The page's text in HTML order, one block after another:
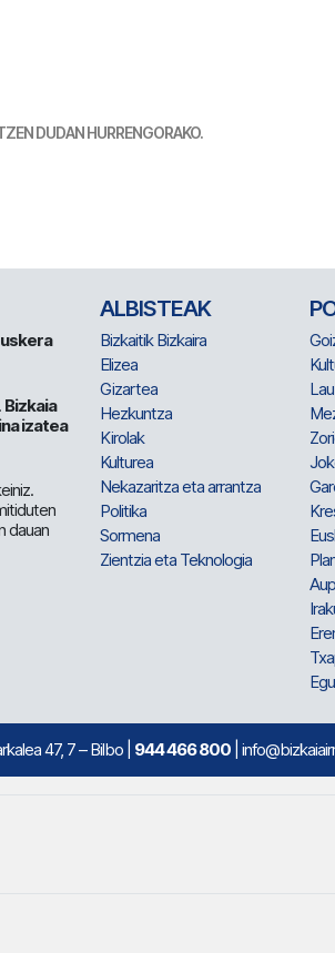
DUDAN HURRENGORAKO.
Bizkaia
izatea
dauan
ALBISTEAK
Bizkaitik Bizkaira
Elizea
Gizartea
Hezkuntza
Kirolak
Kulturea
Nekazaritza eta arrantza
Politika
Sormena
Zientzia eta Teknologia
47, 7 – Bilbo | 944 466 800 |